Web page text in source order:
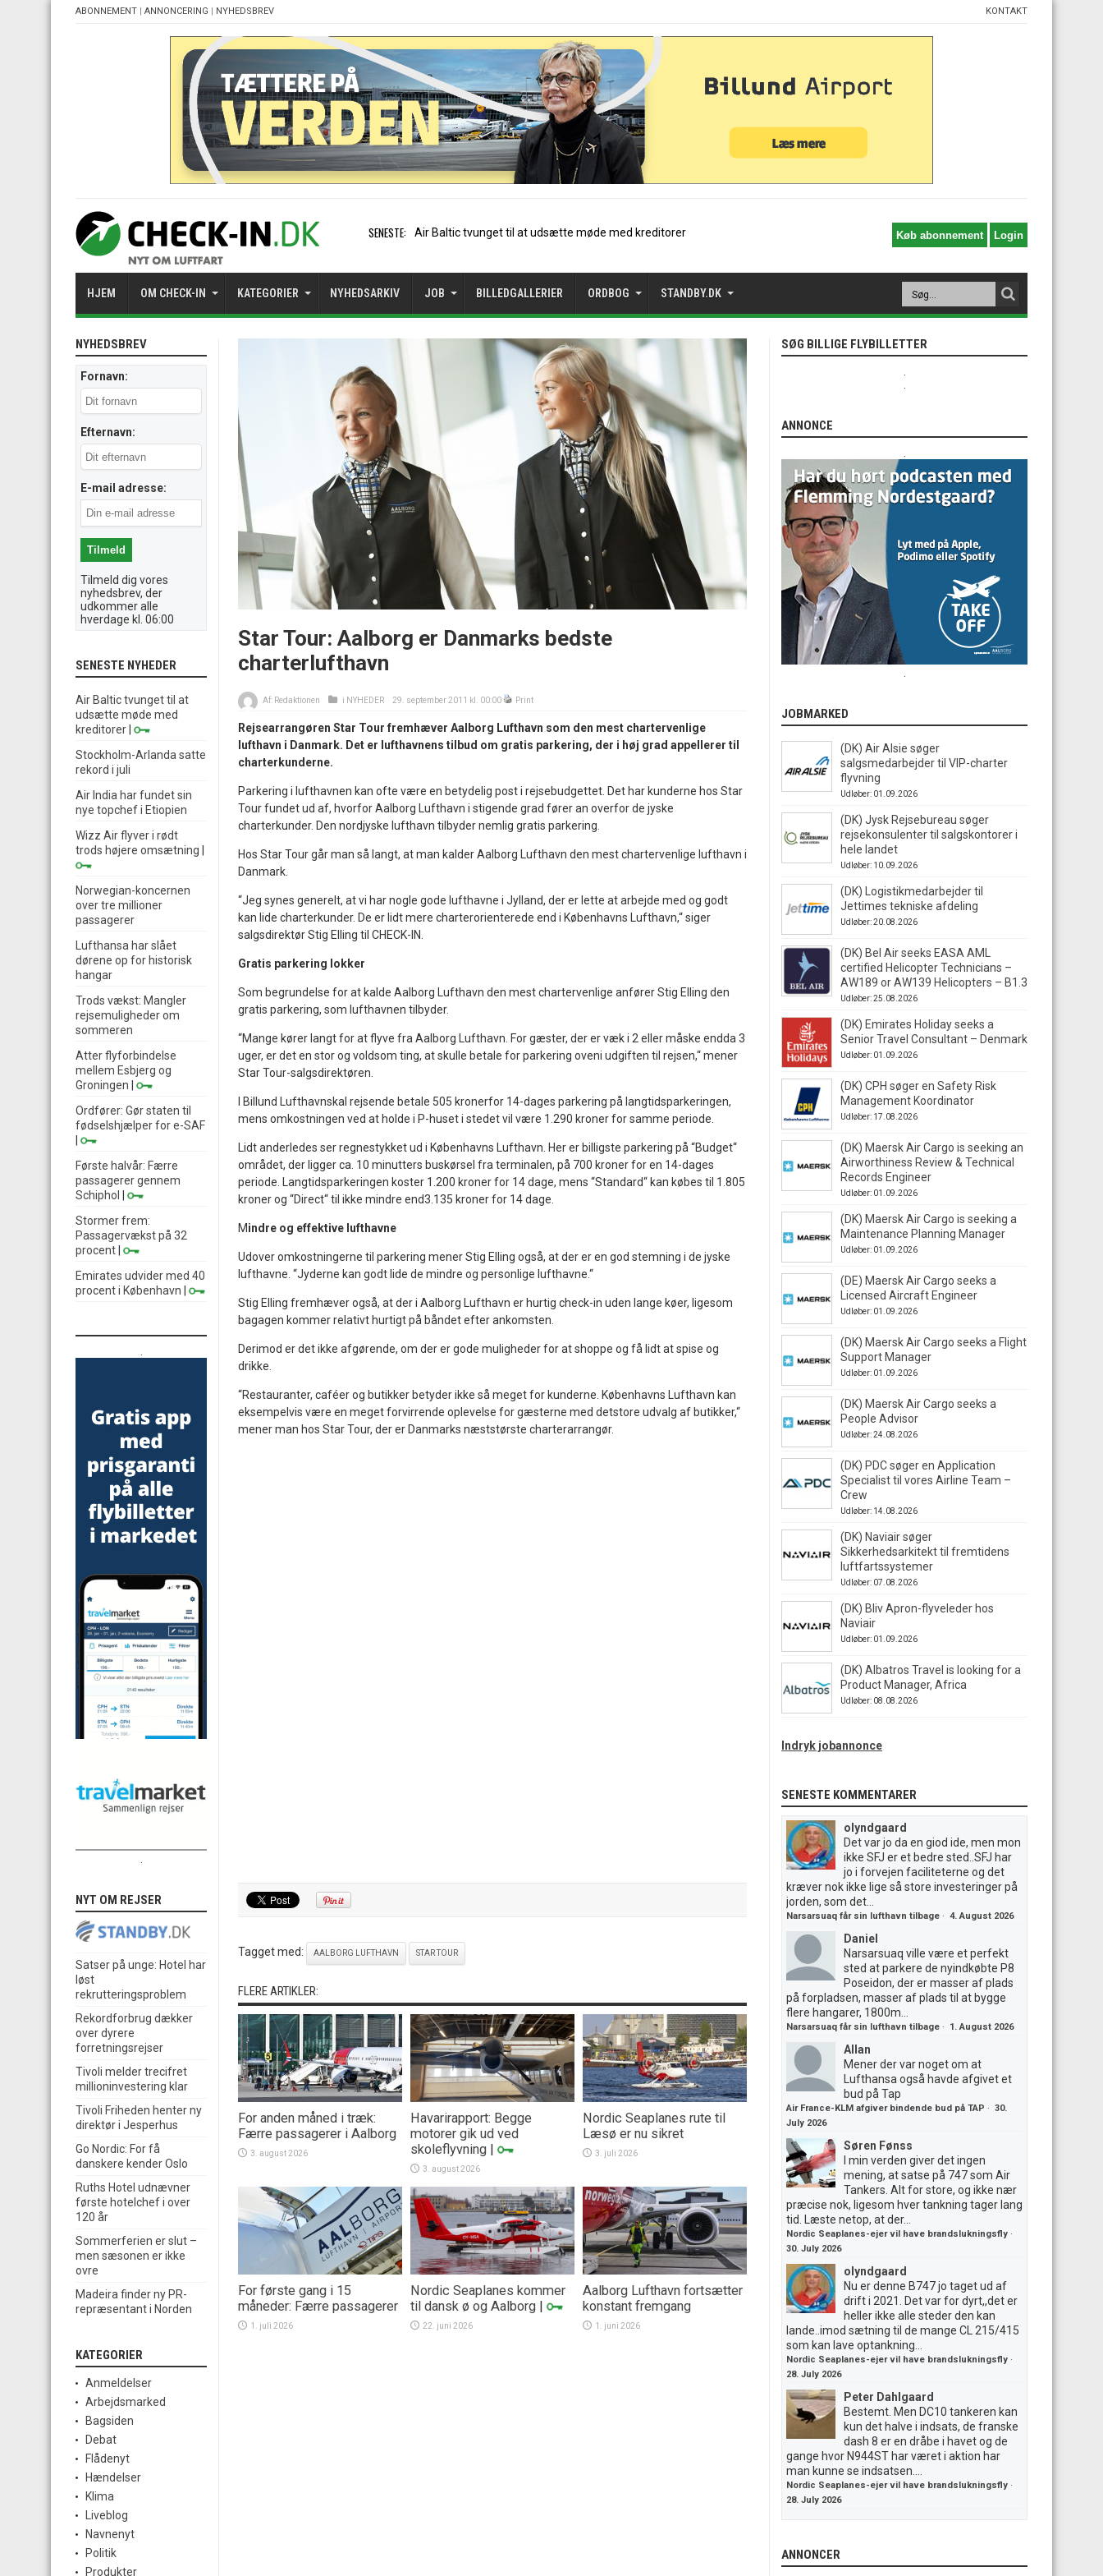
ABONNEMENT | ANNONCERING | NYHEDSBREV KONTAKT
SENESTE: Stockholm-Arlanda satte reko
HJEM OM CHECK-IN KATEGORIER NYHEDSARKIV JOB BILLEDGALLERIER ORDBOG STANDBY.DK
Star Tour: Aalborg er Danmarks bedste
charterlufthavn
Af: Redaktionen i NYHEDER 29. september 2011 kl. 00:00 Print
Rejsearrangøren Star Tour fremhæver Aalborg Lufthavn som den mest chartervenlige
lufthavn i Danmark. Det er lufthavnens tilbud om gratis parkering, der i høj grad appellerer til
charterkunderne.
Parkering i lufthavnen kan ofte være en betydelig post i rejsebudgettet. Det har kunderne hos Star
Tour fundet ud af, hvorfor Aalborg Lufthavn i stigende grad fører an overfor de jyske
charterkunder. Den nordjyske lufthavn tilbyder nemlig gratis parkering.
Hos Star Tour går man så langt, at man kalder Aalborg Lufthavn den mest chartervenlige lufthavn i
Danmark.
“Jeg synes generelt, at vi har nogle gode lufthavne i Jylland, der er lette at arbejde med og godt
kan lide charterkunder. De er lidt mere charterorienterede end i Københavns Lufthavn,“ siger
salgsdirektør Stig Elling til CHECK-IN.
Gratis parkering lokker
Som begrundelse for at kalde Aalborg Lufthavn den mest chartervenlige anfører Stig Elling den
gratis parkering, som lufthavnen tilbyder.
“Mange kører langt for at flyve fra Aalborg Lufthavn. For gæster, der er væk i 2 eller måske endda 3
uger, er det en stor og voldsom ting, at skulle betale for parkering oveni udgiften til rejsen,“ mener
Star Tour-salgsdirektøren.
I Billund Lufthavnskal rejsende betale 505 kronerfor 14-dages parkering på langtidsparkeringen,
mens omkostningen ved at holde i P-huset i stedet vil være 1.290 kroner for samme periode.
Lidt anderledes ser regnestykket ud i Københavns Lufthavn. Her er billigste parkering på “Budget“
området, der ligger ca. 10 minutters buskørsel fra terminalen, på 700 kroner for en 14-dages
periode. Langtidsparkeringen koster 1.200 kroner for 14 dage, mens “Standard“ kan købes til 1.805
kroner og “Direct“ til ikke mindre end3.135 kroner for 14 dage.
Mindre og effektive lufthavne
Udover omkostningerne til parkering mener Stig Elling også, at der er en god stemning i de jyske
lufthavne. “Jyderne kan godt lide de mindre og personlige lufthavne.“
Stig Elling fremhæver også, at der i Aalborg Lufthavn er hurtig check-in uden lange køer, ligesom
bagagen kommer relativt hurtigt på båndet efter ankomsten.
Derimod er det ikke afgørende, om der er gode muligheder for at shoppe og få lidt at spise og
drikke.
“Restauranter, caféer og butikker betyder ikke så meget for kunderne. Københavns Lufthavn kan
eksempelvis være en meget forvirrende oplevelse for gæsterne med detstore udvalg af butikker,“
mener man hos Star Tour, der er Danmarks næststørste charterarrangør.
Tagget med: AALBORG LUFTHAVN STAR TOUR
FLERE ARTIKLER:
For anden måned i træk:
Færre passagerer i Aalborg
3. august 2026
Havarirapport: Begge
motorer gik ud ved
skoleflyvning |
3. august 2026
Nordic Seaplanes rute til
Læsø er nu sikret
3. juli 2026
For første gang i 15
måneder: Færre passagerer
1. juli 2026
Nordic Seaplanes kommer
til dansk ø og Aalborg |
22. juni 2026
Aalborg Lufthavn fortsætter
konstant fremgang
1. juni 2026
NYHEDSBREV
Fornavn:
Efternavn:
E-mail adresse:
Tilmeld dig vores
nyhedsbrev, der
udkommer alle
hverdage kl. 06:00
SENESTE NYHEDER
Air Baltic tvunget til at
udsætte møde med
kreditorer
Stockholm-Arlanda satte
rekord i juli
Air India har fundet sin
nye topchef i Etiopien
Wizz Air flyver i rødt
trods højere omsætning
Norwegian-koncernen
over tre millioner
passagerer
Lufthansa har slået
dørene op for historisk
hangar
Trods vækst: Mangler
rejsemuligheder om
sommeren
Atter flyforbindelse
mellem Esbjerg og
Groningen
Ordfører: Gør staten til
fødselshjælper for e-SAF
Første halvår: Færre
passagerer gennem
Schiphol
Stormer frem:
Passagervækst på 32
procent
Emirates udvider med 40
procent i København
NYT OM REJSER
Satser på unge: Hotel har
løst
rekrutteringsproblem
Rekordforbrug dækker
over dyrere
forretningsrejser
Tivoli melder trecifret
millioninvestering klar
Tivoli Friheden henter ny
direktør i Jesperhus
Go Nordic: For få
danskere kender Oslo
Ruths Hotel udnævner
første hotelchef i over
120 år
Sommerferien er slut –
men sæsonen er ikke
ovre
Madeira finder ny PR-
repræsentant i Norden
KATEGORIER
Anmeldelser
Arbejdsmarked
Bagsiden
Debat
Flådenyt
Hændelser
Klima
Liveblog
Navnenyt
Politik
Produkter
SØG BILLIGE FLYBILLETTER
ANNONCE
JOBMARKED
(DK) Air Alsie søger
salgsmedarbejder til VIP-charter
flyvning
Udløber: 01.09.2026
(DK) Jysk Rejsebureau søger
rejsekonsulenter til salgskontorer i
hele landet
Udløber: 10.09.2026
(DK) Logistikmedarbejder til
Jettimes tekniske afdeling
Udløber: 20.08.2026
(DK) Bel Air seeks EASA AML
certified Helicopter Technicians –
AW189 or AW139 Helicopters – B1.3
Udløber: 25.08.2026
(DK) Emirates Holiday seeks a
Senior Travel Consultant – Denmark
Udløber: 01.09.2026
(DK) CPH søger en Safety Risk
Management Koordinator
Udløber: 17.08.2026
(DK) Maersk Air Cargo is seeking an
Airworthiness Review & Technical
Records Engineer
Udløber: 01.09.2026
(DK) Maersk Air Cargo is seeking a
Maintenance Planning Manager
Udløber: 01.09.2026
(DE) Maersk Air Cargo seeks a
Licensed Aircraft Engineer
Udløber: 01.09.2026
(DK) Maersk Air Cargo seeks a Flight
Support Manager
Udløber: 01.09.2026
(DK) Maersk Air Cargo seeks a
People Advisor
Udløber: 24.08.2026
(DK) PDC søger en Application
Specialist til vores Airline Team –
Crew
Udløber: 14.08.2026
(DK) Naviair søger
Sikkerhedsarkitekt til fremtidens
luftfartssystemer
Udløber: 07.08.2026
(DK) Bliv Apron-flyveleder hos
Naviair
Udløber: 01.09.2026
(DK) Albatros Travel is looking for a
Product Manager, Africa
Udløber: 08.08.2026
Indryk jobannonce
SENESTE KOMMENTARER
olyndgaard
Det var jo da en giod ide, men mon
ikke SFJ er et bedre sted..SFJ har
jo i forvejen faciliteterne og det
kræver nok ikke lige så store investeringer på
jorden, som det...
Narsarsuaq får sin lufthavn tilbage · 4. August 2026
Daniel
Narsarsuaq ville være et perfekt
sted at parkere de nyindkøbte P8
Poseidon, der er masser af plads
på forpladsen, masser af plads til at bygge
flere hangarer, 1800m...
Narsarsuaq får sin lufthavn tilbage · 1. August 2026
Allan
Mener der var noget om at
Lufthansa også havde afgivet et
bud på Tap
Air France-KLM afgiver bindende bud på TAP · 30.
July 2026
Søren Fønss
I min verden giver det ingen
mening, at satse på 747 som Air
Tankers. Alt for store, og ikke nær
præcise nok, ligesom hver tankning tager lang
tid. Læste netop, at der...
Nordic Seaplanes-ejer vil have brandslukningsfly ·
30. July 2026
olyndgaard
Nu er denne B747 jo taget ud af
drift i 2021. Det var for dyrt,,det er
heller ikke alle steder den kan
lande..imod sætning til de mange CL 215/415
som kan lave optankning...
Nordic Seaplanes-ejer vil have brandslukningsfly ·
28. July 2026
Peter Dahlgaard
Bestemt. Men DC10 tankeren kan
kun det halve i indsats, de franske
dash 8 er en dråbe i havet og de
gange hvor N944ST har været i aktion har
man kunne se indsatsen....
Nordic Seaplanes-ejer vil have brandslukningsfly ·
28. July 2026
ANNONCER